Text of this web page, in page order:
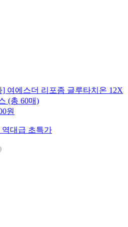
] 여에스더 리포좀 글루타치온 12X
(총 60매)
원
대급 초특가